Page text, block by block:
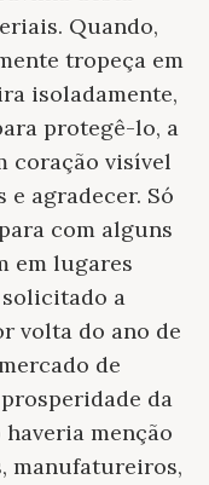
Quando,
tropeça em
isoladamente,
protegê-lo, a
coração visível
e agradecer. Só
com alguns
em lugares
solicitado a
volta do ano de
de
da
menção
manufatureiros,